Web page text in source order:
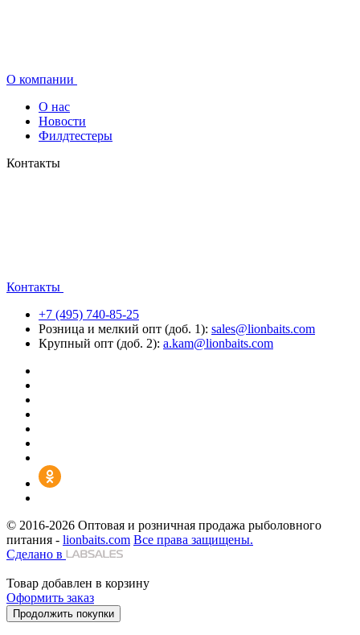
О компании
О нас
Новости
Филдтестеры
Контакты
Контакты
+7 (495) 740-85-25
Розница и мелкий опт (доб. 1): sales@lionbaits.com
Крупный опт (доб. 2): a.kam@lionbaits.com
© 2016-2026 Оптовая и розничная продажа рыболовного
питания - lionbaits.com Все права защищены.
Сделано в
Товар добавлен в корзину
Оформить заказ
Продолжить покупки